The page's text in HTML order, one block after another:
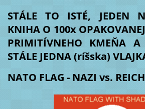
STÁLE TO ISTÉ, JEDEN
KNIHA O 100x
PRIMITÍVNEHO KMEŇA A
STÁLE JEDNA (ríšska)
NATO FLAG - NAZI vs.